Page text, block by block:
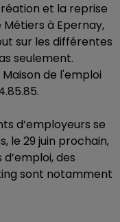
et la reprise
Métiers à Epernay,
sur les différentes
seulement.
de l'emploi
d’employeurs se
le 29 juin prochain,
des
sont notamment